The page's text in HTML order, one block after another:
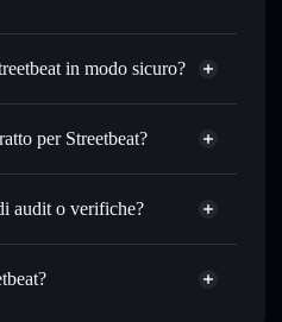
dollar-cost average su
— trasferisci STRTB senza
usando l’Aggregatore di
e liquidità di STRTB
— tieni i tuoi STRTB in un
di privacy
Solflare
in modo sicuro?
Streetbeat
Aggregatore di privacy
per Streetbeat?
Streetbeat
audit o verifiche?
verificato